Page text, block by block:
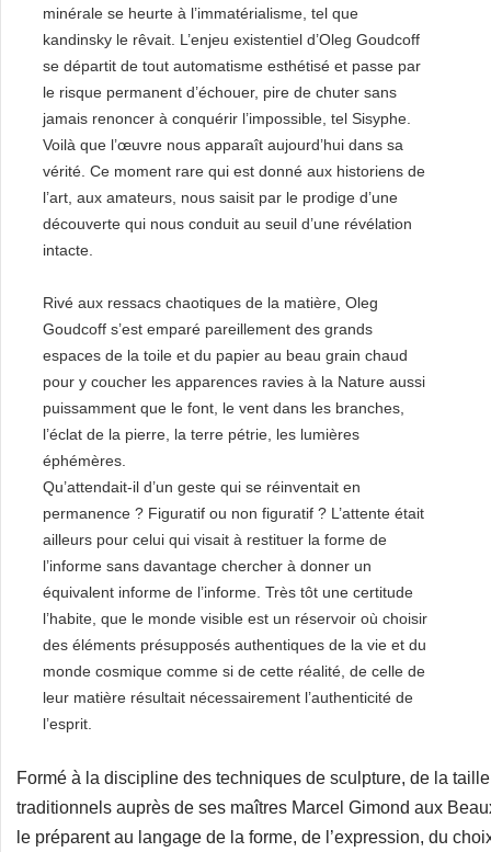
minérale se heurte à l’immatérialisme, tel que
kandinsky le rêvait. L’enjeu existentiel d’Oleg Goudcoff
se départit de tout automatisme esthétisé et passe par
le risque permanent d’échouer, pire de chuter sans
jamais renoncer à conquérir l’impossible, tel Sisyphe.
Voilà que l’œuvre nous apparaît aujourd’hui dans sa
vérité. Ce moment rare qui est donné aux historiens de
l’art, aux amateurs, nous saisit par le prodige d’une
découverte qui nous conduit au seuil d’une révélation
intacte.
Rivé aux ressacs chaotiques de la matière, Oleg
Goudcoff s’est emparé pareillement des grands
espaces de la toile et du papier au beau grain chaud
pour y coucher les apparences ravies à la Nature aussi
puissamment que le font, le vent dans les branches,
l’éclat de la pierre, la terre pétrie, les lumières
éphémères.
Qu’attendait-il d’un geste qui se réinventait en
permanence ? Figuratif ou non figuratif ? L’attente était
ailleurs pour celui qui visait à restituer la forme de
l’informe sans davantage chercher à donner un
équivalent informe de l’informe. Très tôt une certitude
l’habite, que le monde visible est un réservoir où choisir
des éléments présupposés authentiques de la vie et du
monde cosmique comme si de cette réalité, de celle de
leur matière résultait nécessairement l’authenticité de
l’esprit.
Formé à la discipline des techniques de sculpture, de la
traditionnels auprès de ses maîtres Marcel Gimond aux
le préparent au langage de la forme, de l’expression, du